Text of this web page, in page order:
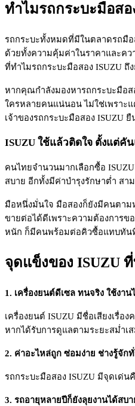
ทำไมรถกระบะมือสอ
รถกระบะทั้งหมดที่มีในตลาดรถมือ
ด้วยทั้งความคุ้มค่าในราคาและค
ที่ทำไมรถกระบะมือสอง ISUZU ถึ
หากคุณกำลังมองหารถกระบะมือ
ใครหลายคนแน่นอน ไม่ใช่เพราะ
เจ้าของรถกระบะมือสอง ISUZU
ISUZU ใช้แล้วติดใจ ตั้งแต่คั
คนไทยจำนวนมากเลือกซื้อ
สบาย อีกทั้งมีค่าบำรุงรักษาต่ำ สา
มือหนึ่งมั่นใจ มือสองก็ยังมีคนตาม
ขายต่อได้ดีเพราะความต้องการข
หนัก ก็มีคนพร้อมต่อคิวซื้อแทบทัน
จุดแข็งของ ISUZU
1. เครื่องยนต์ดีเซล ทนจริง ใช้งาน
เครื่องยนต์ ISUZU มีชื่อเสียงเรื่อ
หากได้รับการดูแลตามระยะสม่ำเ
2. ค่าอะไหล่ถูก ซ่อมง่าย ช่างรู้จักทั่
รถกระบะมือสอง ISUZU มีจุดเด่น
3. รถอายุหลายปีก็ยังลุยงานได้สบา